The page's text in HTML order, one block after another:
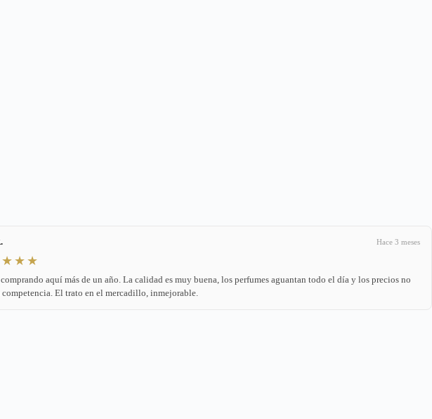
Hace 3 meses
aquí más de un año. La calidad es muy buena, los perfumes aguantan todo el día y los precios no
El trato en el mercadillo, inmejorable.